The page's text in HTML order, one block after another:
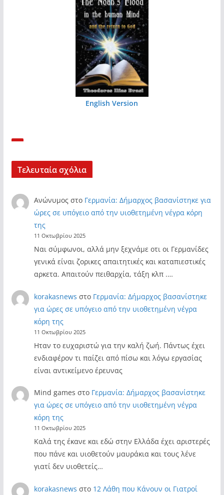
English Version
Τελευταία σχόλια
Ανώνυμος στο Γερμανία: Δήμαρχος βασανίστηκε για
ώρες σε υπόγειο από την υιοθετημένη νέγρα κόρη
της
11 Οκτωβρίου 2025
Ναι σύμφωνοι, αλλά μην ξεχνάμε οτι οι Γερμανίδες
γενικά είναι ζορικες απαιτητικές και καταπιεστικές
αρκετα. Απαιτούν πειθαρχία, τάξη κλπ .…
korakasnews στο Γερμανία: Δήμαρχος βασανίστηκε
για ώρες σε υπόγειο από την υιοθετημένη νέγρα
κόρη της
11 Οκτωβρίου 2025
Ηταν το ευχαριστώ για την καλή ζωή. Πάντως έχει
ενδιαφέρον τι παίζει από πίσω και λόγω εργασίας
είναι αντικείμενο έρευνας
Mind games στο Γερμανία: Δήμαρχος βασανίστηκε
για ώρες σε υπόγειο από την υιοθετημένη νέγρα
κόρη της
11 Οκτωβρίου 2025
Καλά της έκανε και εδώ στην Ελλάδα έχει αριστερές
που πάνε και υιοθετούν μαυράκια και τους λένε
γιατί δεν υιοθετείς…
korakasnews στο 12 Λάθη που Κάνουν οι Γιατροί